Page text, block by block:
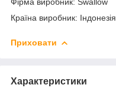
Країна виробник: Індонезія
Приховати
Характеристики